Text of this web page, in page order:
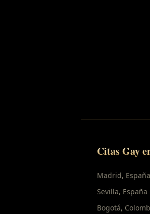
Citas Gay
Madrid, España
Sevilla, España
Bogotá,